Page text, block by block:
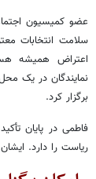
عضو کمیسیون
سلامت انتخابات
اعتراض همیشه
نمایندگان در یک
برگزار کرد.
فاطمی در پایان
ریاست را دارد.